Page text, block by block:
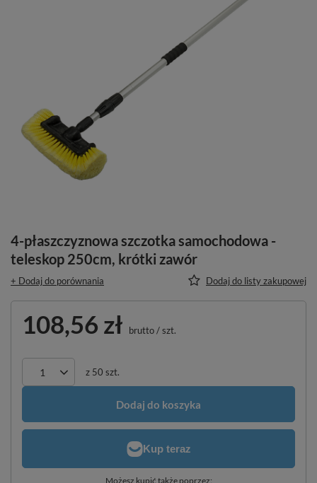
4-płaszczyznowa szczotka samochodowa -
teleskop 250cm, krótki zawór
+ Dodaj do porównania Dodaj do listy zakupowej
108,56 zł brutto/szt.
z 50 szt.
Dodaj do koszyka
Możesz kupić także poprzez: